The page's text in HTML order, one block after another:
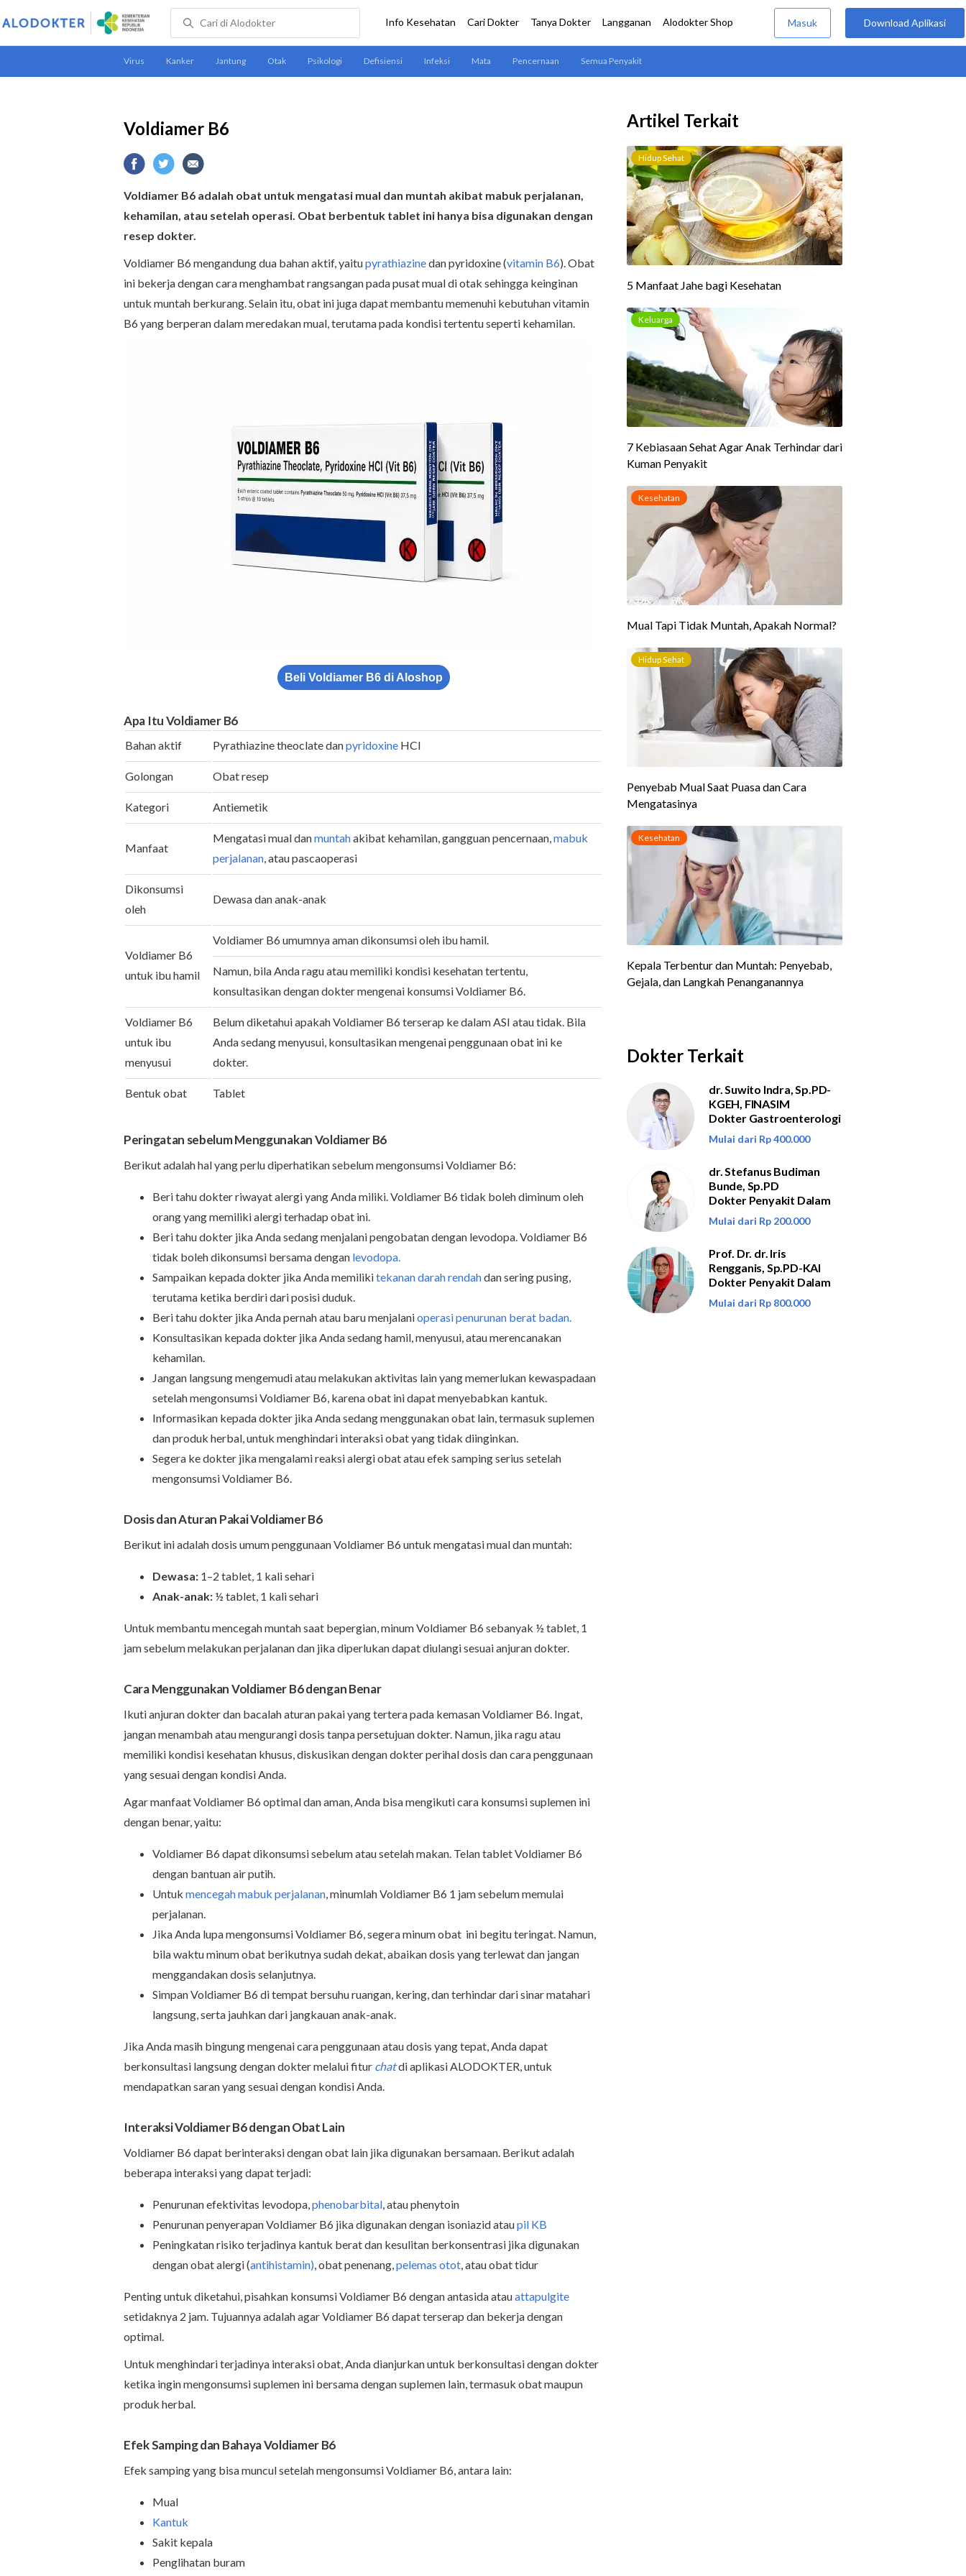
Voldiamer B6
Voldiamer B6 adalah obat untuk mengatasi mual dan muntah akibat mabuk perjalanan,
kehamilan, atau setelah operasi. Obat berbentuk tablet ini hanya bisa digunakan dengan
resep dokter.
Voldiamer B6 mengandung dua bahan aktif, yaitupyrathiazinedan pyridoxine (vitamin B6). Obat
ini bekerja dengan cara menghambat rangsangan pada pusat mual di otak sehingga keinginan
untuk muntah berkurang. Selain itu, obat ini juga dapat membantu memenuhi kebutuhan vitamin
B6 yang berperan dalam meredakan mual, terutama pada kondisi tertentu seperti kehamilan.
Beli Voldiamer B6 di Aloshop
Apa Itu Voldiamer B6
Bahan aktif Pyrathiazine theoclate danpyridoxine HCl
Golongan Obat resep
Kategori Antiemetik
Manfaat
Mengatasi mual danmuntahakibat kehamilan, gangguan pencernaan,mabuk
perjalanan, atau pascaoperasi
Dikonsumsi
oleh
Dewasa dan anak-anak
Voldiamer B6
untuk ibu hamil
Voldiamer B6 umumnya aman dikonsumsi oleh ibu hamil.
Namun, bila Anda ragu atau memiliki kondisi kesehatan tertentu,
konsultasikan dengan dokter mengenai konsumsi Voldiamer B6.
Voldiamer B6
untuk ibu
menyusui
Belum diketahui apakah Voldiamer B6 terserap ke dalam ASI atau tidak. Bila
Anda sedang menyusui, konsultasikan mengenai penggunaan obat ini ke
dokter.
Bentuk obat Tablet
Peringatan sebelum Menggunakan Voldiamer B6
Berikut adalah hal yang perlu diperhatikan sebelum mengonsumsi Voldiamer B6:
Beri tahu dokter riwayat alergi yang Anda miliki. Voldiamer B6 tidak boleh diminum oleh
orang yang memiliki alergi terhadap obat ini.
Beri tahu dokter jika Anda sedang menjalani pengobatan dengan levodopa. Voldiamer B6
tidak boleh dikonsumsi bersama dengan levodopa.
Sampaikan kepada dokter jika Anda memilikitekanan darah rendahdan sering pusing,
terutama ketika berdiri dari posisi duduk.
Beri tahu dokter jika Anda pernah atau baru menjalanioperasi penurunan berat badan.
Konsultasikan kepada dokter jika Anda sedang hamil, menyusui, atau merencanakan
kehamilan.
Jangan langsung mengemudi atau melakukan aktivitas lain yang memerlukan kewaspadaan
setelah mengonsumsi Voldiamer B6, karena obat ini dapat menyebabkan kantuk.
Informasikan kepada dokter jika Anda sedang menggunakan obat lain, termasuk suplemen
dan produk herbal, untuk menghindari interaksi obat yang tidak diinginkan.
Segera ke dokter jika mengalami reaksi alergi obat atau efek samping serius setelah
mengonsumsi Voldiamer B6.
Dosis dan Aturan Pakai Voldiamer B6
Berikut ini adalah dosis umum penggunaan Voldiamer B6 untuk mengatasi mual dan muntah:
Dewasa: 1–2 tablet, 1 kali sehari
Anak-anak: ½ tablet, 1 kali sehari
Untuk membantu mencegah muntah saat bepergian, minum Voldiamer B6 sebanyak ½ tablet, 1
jam sebelum melakukan perjalanan dan jika diperlukan dapat diulangi sesuai anjuran dokter.
Cara Menggunakan Voldiamer B6 dengan Benar
Ikuti anjuran dokter dan bacalah aturan pakai yang tertera pada kemasan Voldiamer B6. Ingat,
jangan menambah atau mengurangi dosis tanpa persetujuan dokter. Namun, jika ragu atau
memiliki kondisi kesehatan khusus, diskusikan dengan dokter perihal dosis dan cara penggunaan
yang sesuai dengan kondisi Anda.
Agar manfaat Voldiamer B6 optimal dan aman, Anda bisa mengikuti cara konsumsi suplemen ini
dengan benar, yaitu:
Voldiamer B6 dapat dikonsumsi sebelum atau setelah makan. Telan tablet Voldiamer B6
dengan bantuan air putih.
Untuk mencegah mabuk perjalanan, minumlah Voldiamer B6 1 jam sebelum memulai
perjalanan.
Jika Anda lupa mengonsumsi Voldiamer B6, segera minum obat ini begitu teringat. Namun,
bila waktu minum obat berikutnya sudah dekat, abaikan dosis yang terlewat dan jangan
menggandakan dosis selanjutnya.
Simpan Voldiamer B6 di tempat bersuhu ruangan, kering, dan terhindar dari sinar matahari
langsung, serta jauhkan dari jangkauan anak-anak.
Jika Anda masih bingung mengenai cara penggunaan atau dosis yang tepat, Anda dapat
berkonsultasi langsung dengan dokter melalui fitur chatdi aplikasi ALODOKTER, untuk
mendapatkan saran yang sesuai dengan kondisi Anda.
Interaksi Voldiamer B6 dengan Obat Lain
Voldiamer B6 dapat berinteraksi dengan obat lain jika digunakan bersamaan. Berikut adalah
beberapa interaksi yang dapat terjadi:
Penurunan efektivitas levodopa,phenobarbital, atau phenytoin
Penurunan penyerapan Voldiamer B6 jika digunakan dengan isoniazid ataupil KB
Peningkatan risiko terjadinya kantuk berat dan kesulitan berkonsentrasi jika digunakan
dengan obat alergi (antihistamin), obat penenang,pelemas otot, atau obat tidur
Penting untuk diketahui, pisahkan konsumsi Voldiamer B6 dengan antasida atauattapulgite
setidaknya 2 jam. Tujuannya adalah agar Voldiamer B6 dapat terserap dan bekerja dengan
optimal.
Untuk menghindari terjadinya interaksi obat, Anda dianjurkan untuk berkonsultasi dengan dokter
ketika ingin mengonsumsi suplemen ini bersama dengan suplemen lain, termasuk obat maupun
produk herbal.
Efek Samping dan Bahaya Voldiamer B6
Efek samping yang bisa muncul setelah mengonsumsi Voldiamer B6, antara lain:
Mual
Kantuk
Sakit kepala
Penglihatan buram
Artikel Terkait
Dokter Terkait